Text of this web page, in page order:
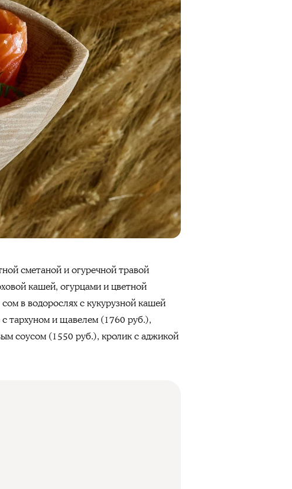
сметаной и огуречной травой
кашей, огурцами и цветной
в водорослях с кукурузной кашей
тархуном и щавелем (1760 руб.),
соусом (1550 руб.), кролик с аджикой